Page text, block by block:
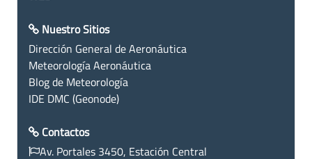
Nuestro Sitios
Dirección General de Aeronáutica
Meteorología Aeronáutica
Blog de Meteorología
IDE DMC (Geonode)
Contactos
Av. Portales 3450, Estación Central